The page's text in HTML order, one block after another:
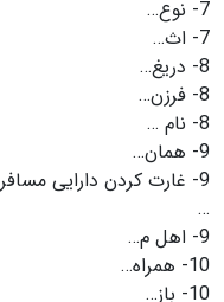
7- نوع…
7- اث…
8- دریغ…
8- فرزن…
8- نام …
9- همان…
9- غارت کردن دارایی
…
9- اهل م…
10- همراه…
10- باز…